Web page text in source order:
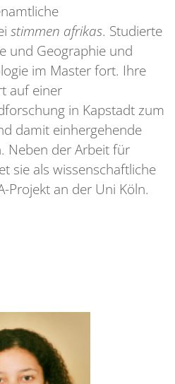
stimmen afrikas. Studierte
und Geographie und
im Master fort. Ihre
auf einer
in Kapstadt zum
damit einhergehende
Neben der Arbeit für
sie als wissenschaftliche
Projekt an der Uni Köln.